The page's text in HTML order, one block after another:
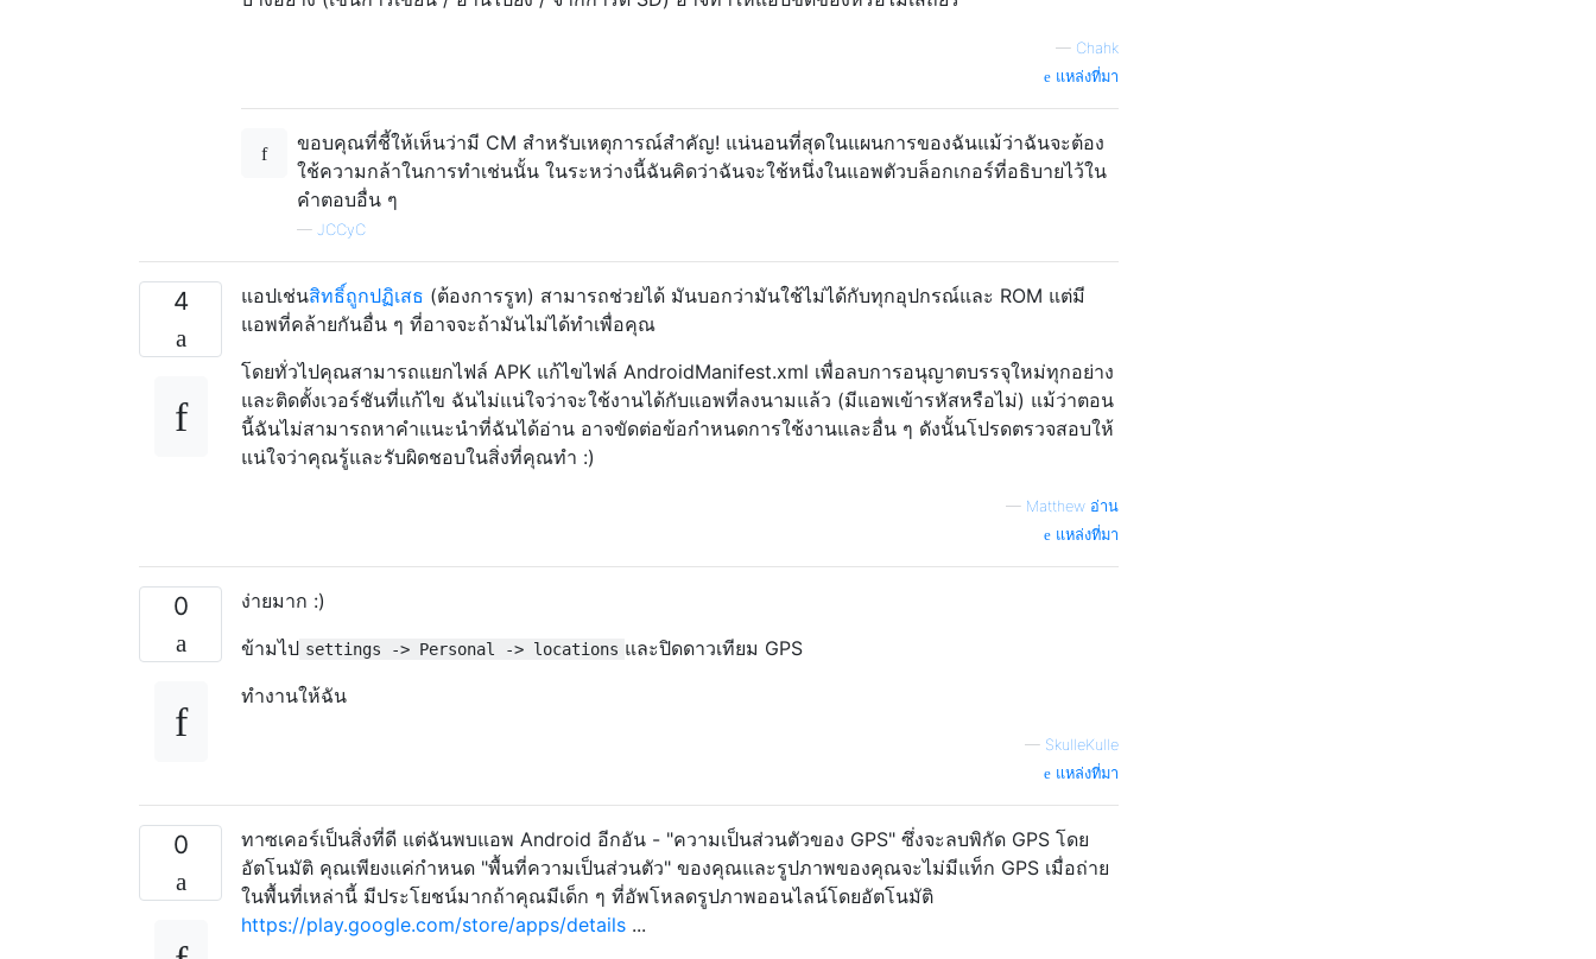
— Chahk
แหล่งที่มา
ขอบคุณที่ชี้ให้เห็นว่ามี CM สำหรับเหตุการณ์สำคัญ! แน่นอนที่สุดในแผนการของฉันแม้ว่าฉันจะต้อง
ใช้ความกล้าในการทำเช่นนั้น ในระหว่างนี้ฉันคิดว่าฉันจะใช้หนึ่งในแอพตัวบล็อกเกอร์ที่อธิบายไว้ใน
คำตอบอื่น ๆ
— JCCyC
4 แอปเช่นสิทธิ์ถูกปฏิเสธ (ต้องการรูท) สามารถช่วยได้ มันบอกว่ามันใช้ไม่ได้กับทุกอุปกรณ์และ ROM แต่มี
แอพที่คล้ายกันอื่น ๆ ที่อาจจะถ้ามันไม่ได้ทำเพื่อคุณ
โดยทั่วไปคุณสามารถแยกไฟล์ APK แก้ไขไฟล์ AndroidManifest.xml เพื่อลบการอนุญาตบรรจุใหม่ทุกอย่าง
และติดตั้งเวอร์ชันที่แก้ไข ฉันไม่แน่ใจว่าจะใช้งานได้กับแอพที่ลงนามแล้ว (มีแอพเข้ารหัสหรือไม่) แม้ว่าตอน
นี้ฉันไม่สามารถหาคำแนะนำที่ฉันได้อ่าน อาจขัดต่อข้อกำหนดการใช้งานและอื่น ๆ ดังนั้นโปรดตรวจสอบให้
แน่ใจว่าคุณรู้และรับผิดชอบในสิ่งที่คุณทำ :)
— Matthew อ่าน
แหล่งที่มา
0
ง่ายมาก :)
ข้ามไป settings -> Personal -> locations และปิดดาวเทียม GPS
ทำงานให้ฉัน
— SkulleKulle
แหล่งที่มา
0
ทาซเคอร์เป็นสิ่งที่ดี แต่ฉันพบแอพ Android อีกอัน - "ความเป็นส่วนตัวของ GPS" ซึ่งจะลบพิกัด GPS โดย
อัตโนมัติ คุณเพียงแค่กำหนด "พื้นที่ความเป็นส่วนตัว" ของคุณและรูปภาพของคุณจะไม่มีแท็ก GPS เมื่อถ่าย
ในพื้นที่เหล่านี้ มีประโยชน์มากถ้าคุณมีเด็ก ๆ ที่อัพโหลดรูปภาพออนไลน์โดยอัตโนมัติ
https://play.google.com/store/apps/details ...